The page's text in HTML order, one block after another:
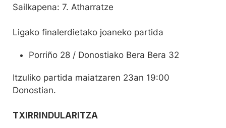
Sailkapena: 7. Atharratze
Ligako finalerdietako joaneko partida
Porriño 28 / Donostiako Bera Bera 32
Itzuliko partida maiatzaren 23an 19:00
Donostian.
TXIRRINDULARITZA